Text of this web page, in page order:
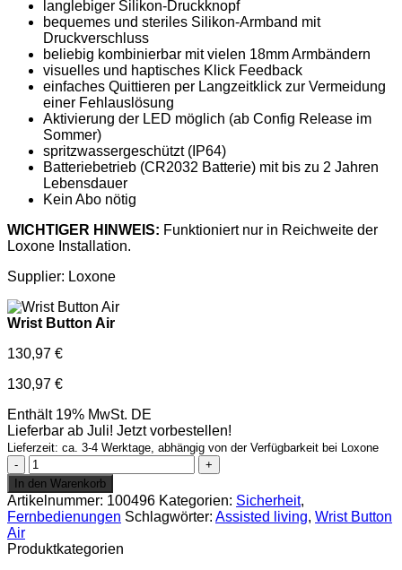
langlebiger Silikon-Druckknopf
bequemes und steriles Silikon-Armband mit
Druckverschluss
beliebig kombinierbar mit vielen 18mm Armbändern
visuelles und haptisches Klick Feedback
einfaches Quittieren per Langzeitklick zur Vermeidung
einer Fehlauslösung
Aktivierung der LED möglich (ab Config Release im
Sommer)
spritzwassergeschützt (IP64)
Batteriebetrieb (CR2032 Batterie) mit bis zu 2 Jahren
Lebensdauer
Kein Abo nötig
WICHTIGER HINWEIS: Funktioniert nur in Reichweite der
Loxone Installation.
Supplier: Loxone
Wrist Button Air
130,97 €
130,97 €
Enthält 19% MwSt. DE
Lieferbar ab Juli! Jetzt vorbestellen!
Lieferzeit: ca. 3-4 Werktage, abhängig von der Verfügbarkeit bei Loxone
Wrist
Button
Air
Menge
In den Warenkorb
Artikelnummer: 100496 Kategorien: Sicherheit,
Fernbedienungen Schlagwörter: Assisted living, Wrist Button
Air
Produktkategorien